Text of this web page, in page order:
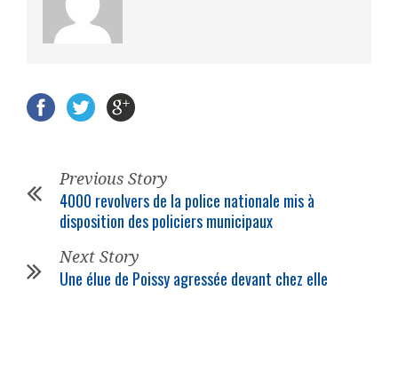
Previous Story
4000 revolvers de la police nationale mis à
disposition des policiers municipaux
Next Story
Une élue de Poissy agressée devant chez elle